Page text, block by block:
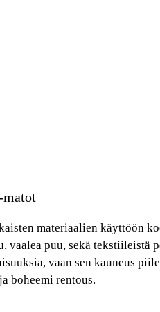
materiaalien käyttöön
puu, sekä tekstiileistä
vaan sen kauneus
boheemi rentous.